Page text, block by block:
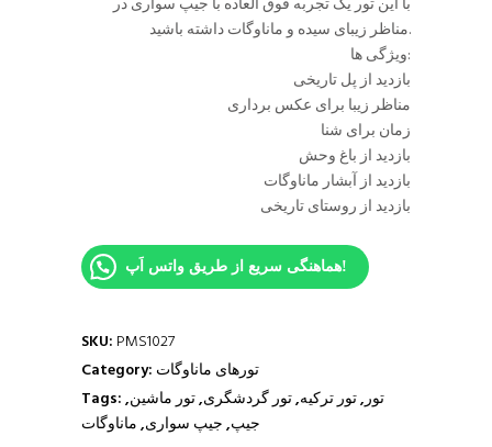
مناظر زیبای سیده و ماناوگات داشته باشید.
ویژگی ها:
بازدید از پل تاریخی
مناظر زیبا برای عکس برداری
زمان برای شنا
بازدید از باغ وحش
بازدید از آبشار ماناوگات
بازدید از روستای تاریخی
هماهنگی سریع از طریق واتس اَپ!
SKU: PMS1027
Category: تورهای ماناوگات
Tags:
تور,تور ترکیه,تور گردشگری,تور ماشین,
جیپ,جیپ سواری,ماناوگات